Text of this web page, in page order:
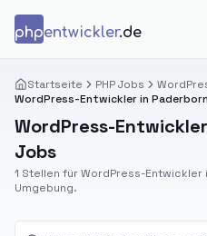
phpentwickler.de
Startseite PHP Jobs
WordPress-Entwickler in Paderborn
WordPress-
Jobs
1 Stellen für WordPress-Entwickler
Umgebung.